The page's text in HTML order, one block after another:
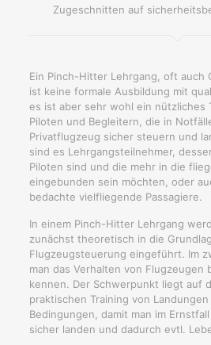
Zugeschnitten auf
Ein Pinch-Hitter Lehrgang, oft auch
ist keine formale Ausbildung mit
es ist aber sehr wohl ein nützliches
Piloten und Begleitern, die in
Privatflugzeug sicher steuern und
sind es Lehrgangsteilnehmer,
Piloten sind und die mehr in die
eingebunden sein möchten, oder
bedachte vielfliegende Passagiere.
In einem Pinch-Hitter Lehrgang
zunächst theoretisch in die
Flugzeugsteuerung eingeführt. Im
man das Verhalten von Flugzeugen
kennen. Der Schwerpunkt liegt auf
praktischen Training von
Bedingungen, damit man im
sicher landen und dadurch evtl.